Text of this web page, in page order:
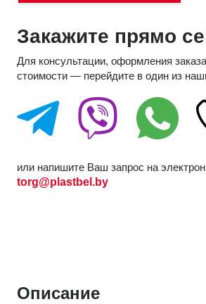
Закажите прямо
Для консультации, оформления
стоимости — перейдите в один из
или напишите Ваш запрос на
torg@plastbel.by
Описание